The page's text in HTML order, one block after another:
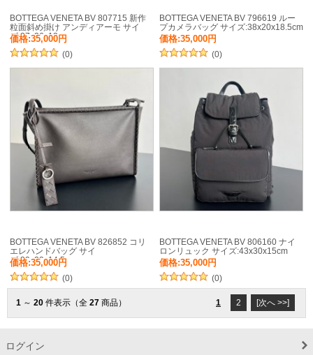
BOTTEGA VENETA BV 807715 新作
粒面斜め掛け アンディアーモ サイ
ズ:37x26x13cm
価格:35,000円
(0)
BOTTEGA VENETA BV 796619 ルー
プカメラバッグ サイズ:38x20x18.5cm
価格:35,000円
(0)
BOTTEGA VENETA BV 826852 コリ
エレハンドバッグ サイ
ズ:39x29x14.5cm
価格:35,000円
(0)
BOTTEGA VENETA BV 806160 ナイ
ロンリュック サイズ:43x30x15cm
価格:35,000円
(0)
1 ～ 20 件表示（全 27 商品） 1 2 [次へ >>]
ログイン